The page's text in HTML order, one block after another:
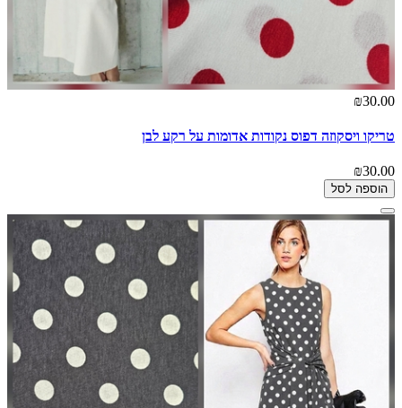
₪30.00
טריקו ויסקוזה דפוס נקודות אדומות על רקע לבן
₪30.00
הוספה לסל